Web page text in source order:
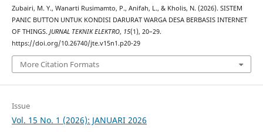
Zubairi, M. Y., Wanarti Rusimamto, P., Anifah, L., & Kholis, N. (2026). SISTEM
PANIC BUTTON UNTUK KONDISI DARURAT WARGA DESA BERBASIS INTERNET
OF THINGS. JURNAL TEKNIK ELEKTRO, 15(1), 20–29.
https://doi.org/10.26740/jte.v15n1.p20-29
More Citation Formats
Issue
Vol. 15 No. 1 (2026): JANUARI 2026